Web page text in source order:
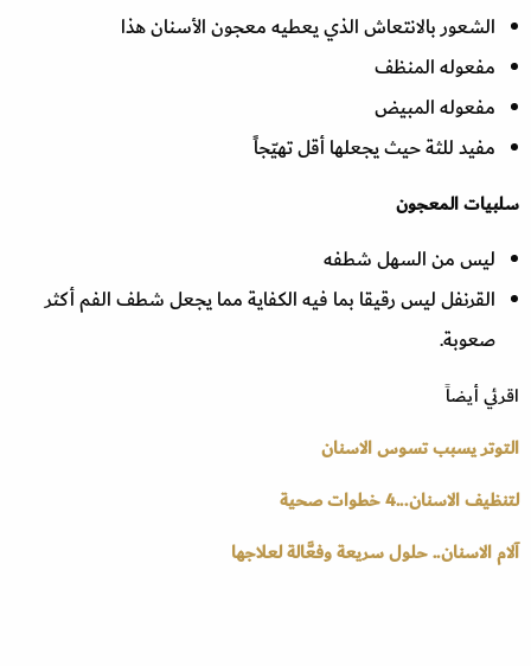
الشعور بالانتعاش الذي يعطيه معجون الأسنان هذا
مفعوله المنظف
مفعوله المبيض
مفيد للثة حيث يجعلها أقل تهيّجاً
سلبيات المعجون
ليس من السهل شطفه
القرنفل ليس رقيقا بما فيه الكفاية مما يجعل شطف الفم أكثر
صعوبة.
اقرئي أيضاً
التوتر يسبب تسوس الاسنان
لتنظيف الاسنان...4 خطوات صحية
آلام الاسنان.. حلول سريعة وفعَّالة لعلاجها